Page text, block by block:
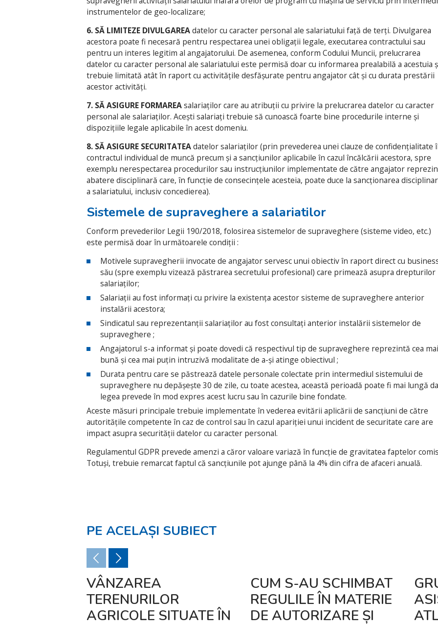
instrumentelor de geo-localizare;
6. SĂ LIMITEZE DIVULGAREAdatelor cu caracter personal ale salariatului față de terți. Divulgarea
acestora poate fi necesară pentru respectarea unei obligații legale, executarea contractului sau
pentru un interes legitim al angajatorului. De asemenea, conform Codului Muncii, prelucrarea
datelor cu caracter personal ale salariatului este permisă doar cu informarea prealabilă a acestuia
trebuie limitată atât în raport cu activitățile desfășurate pentru angajator cât și cu durata prestării
acestor activități.
7. SĂ ASIGURE FORMAREAsalariaților care au atribuții cu privire la prelucrarea datelor cu caracter
personal ale salariaților. Acești salariați trebuie să cunoască foarte bine procedurile interne și
dispozițiile legale aplicabile în acest domeniu.
8. SĂ ASIGURE SECURITATEAdatelor salariaților (prin prevederea unei clauze de confidențialitate
contractul individual de muncă precum și a sancțiunilor aplicabile în cazul încălcării acestora, spre
exemplu nerespectarea procedurilor sau instrucțiunilor implementate de către angajator
abatere disciplinară care, în funcție de consecințele acesteia, poate duce la sancționarea
a salariatului, inclusiv concedierea).
Sistemele de supraveghere a salariatilor
Conform prevederilor Legii 190/2018, folosirea sistemelor de supraveghere (sisteme video, etc.)
este permisă doar în următoarele condiții :
Motivele supravegherii invocate de angajator servesc unui obiectiv în raport direct cu
său (spre exemplu vizează păstrarea secretului profesional) care primează asupra drepturilor
salariaților;
Salariații au fost informați cu privire la existența acestor sisteme de supraveghere anterior
instalării acestora;
Sindicatul sau reprezentanții salariaților au fost consultați anterior instalării sistemelor de
supraveghere ;
Angajatorul s-a informat și poate dovedi că respectivul tip de supraveghere reprezintă cea mai
bună și cea mai puțin intruzivă modalitate de a-și atinge obiectivul ;
Durata pentru care se păstrează datele personale colectate prin intermediul sistemului de
supraveghere nu depășește 30 de zile, cu toate acestea, această perioadă poate fi mai lungă
legea prevede în mod expres acest lucru sau în cazurile bine fondate.
Aceste măsuri principale trebuie implementate în vederea evitării aplicării de sancțiuni de către
autoritățile competente în caz de control sau în cazul apariției unui incident de securitate care are
impact asupra securității datelor cu caracter personal.
Regulamentul GDPR prevede amenzi a căror valoare variază în funcție de gravitatea faptelor
Totuși, trebuie remarcat faptul că sancțiunile pot ajunge până la 4% din cifra de afaceri anuală.
PE ACELAȘI SUBIECT
VÂNZAREA
TERENURILOR
AGRICOLE SITUATE ÎN
CUM S-AU SCHIMBAT
REGULILE ÎN MATERIE
DE AUTORIZARE ȘI